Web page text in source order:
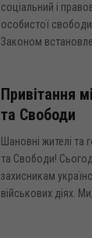
соціальний і
особистої свободи
Законом
Привітання
та Свободи
Шановні жителі та
та Свободи!
захисникам
військових діях.